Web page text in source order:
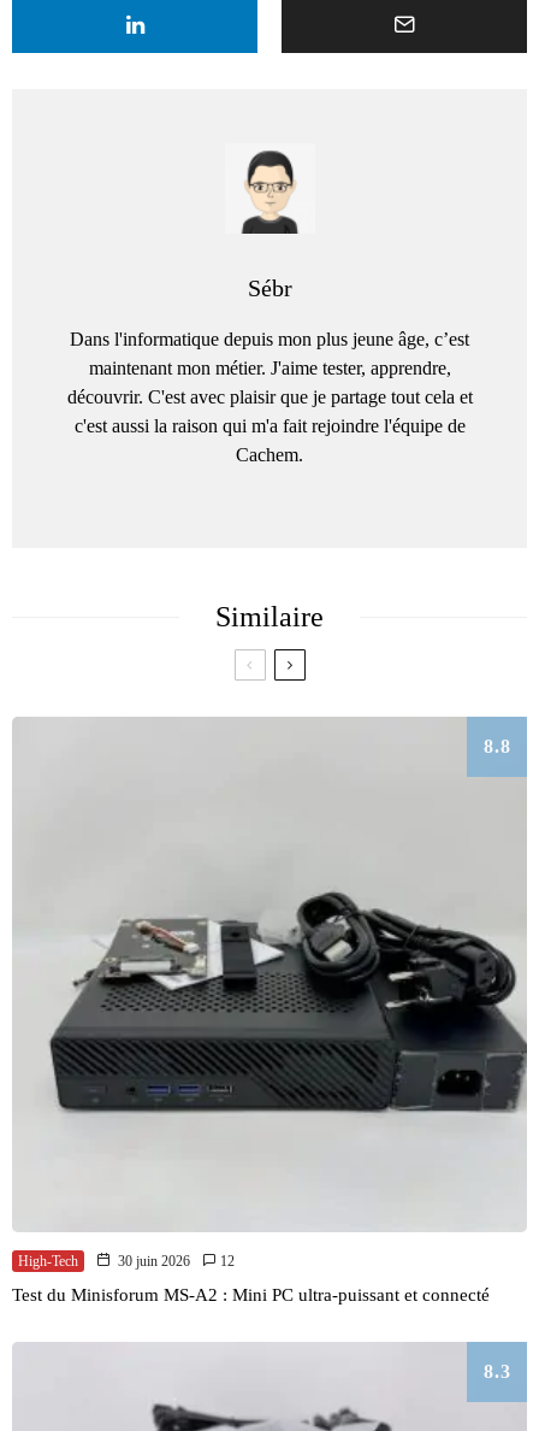
Sébr
Dans l'informatique depuis mon plus jeune âge, c’est
maintenant mon métier. J'aime tester, apprendre,
découvrir. C'est avec plaisir que je partage tout cela et
c'est aussi la raison qui m'a fait rejoindre l'équipe de
Cachem.
Similaire
8.8
High-Tech 30 juin 2026 12
Test du Minisforum MS-A2 : Mini PC ultra-puissant et connecté
8.3